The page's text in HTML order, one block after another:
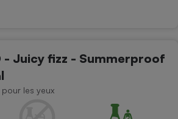
- Juicy fizz - Summerproof
les yeux